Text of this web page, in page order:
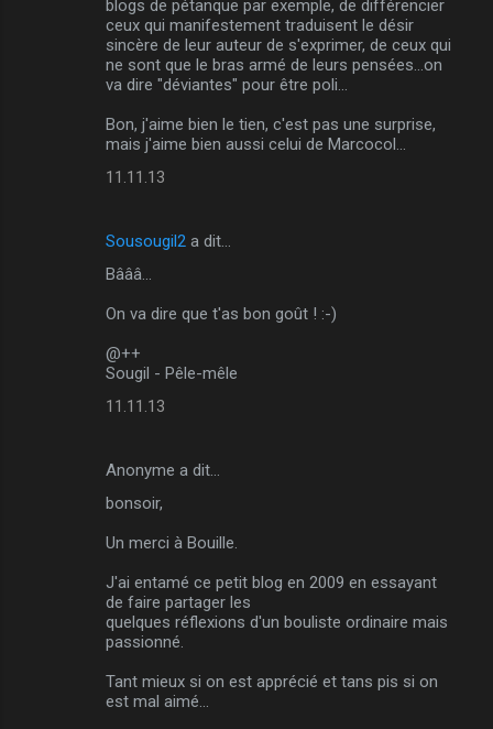
blogs de pétanque par exemple, de différencier
ceux qui manifestement traduisent le désir
sincère de leur auteur de s'exprimer, de ceux qui
ne sont que le bras armé de leurs pensées...on
va dire "déviantes" pour être poli...
Bon, j'aime bien le tien, c'est pas une surprise,
mais j'aime bien aussi celui de Marcocol...
11.11.13
Sousougil2 a dit…
Bâââ...
On va dire que t'as bon goût ! :-)
@++
Sougil - Pêle-mêle
11.11.13
Anonyme a dit…
bonsoir,
Un merci à Bouille.
J'ai entamé ce petit blog en 2009 en essayant
de faire partager les
quelques réflexions d'un bouliste ordinaire mais
passionné.
Tant mieux si on est apprécié et tans pis si on
est mal aimé...